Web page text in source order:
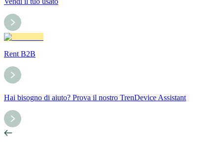
Rent B2B
Hai bisogno di aiuto? Prova il nostro TrenDevice Assistant